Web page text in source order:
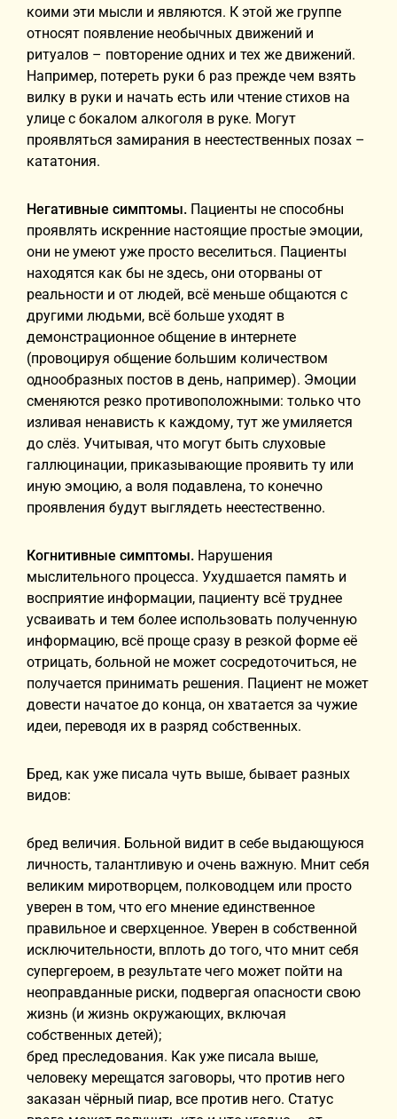
коими эти мысли и являются. К этой же группе
относят появление необычных движений и
ритуалов – повторение одних и тех же движений.
Например, потереть руки 6 раз прежде чем взять
вилку в руки и начать есть или чтение стихов на
улице с бокалом алкоголя в руке. Могут
проявляться замирания в неестественных позах –
кататония.
Негативные симптомы. Пациенты не способны
проявлять искренние настоящие простые эмоции,
они не умеют уже просто веселиться. Пациенты
находятся как бы не здесь, они оторваны от
реальности и от людей, всё меньше общаются с
другими людьми, всё больше уходят в
демонстрационное общение в интернете
(провоцируя общение большим количеством
однообразных постов в день, например). Эмоции
сменяются резко противоположными: только что
изливая ненависть к каждому, тут же умиляется
до слёз. Учитывая, что могут быть слуховые
галлюцинации, приказывающие проявить ту или
иную эмоцию, а воля подавлена, то конечно
проявления будут выглядеть неестественно.
Когнитивные симптомы. Нарушения
мыслительного процесса. Ухудшается память и
восприятие информации, пациенту всё труднее
усваивать и тем более использовать полученную
информацию, всё проще сразу в резкой форме её
отрицать, больной не может сосредоточиться, не
получается принимать решения. Пациент не может
довести начатое до конца, он хватается за чужие
идеи, переводя их в разряд собственных.
Бред, как уже писала чуть выше, бывает разных
видов:
бред величия. Больной видит в себе выдающуюся
личность, талантливую и очень важную. Мнит себя
великим миротворцем, полководцем или просто
уверен в том, что его мнение единственное
правильное и сверхценное. Уверен в собственной
исключительности, вплоть до того, что мнит себя
супергероем, в результате чего может пойти на
неоправданные риски, подвергая опасности свою
жизнь (и жизнь окружающих, включая
собственных детей);
бред преследования. Как уже писала выше,
человеку мерещатся заговоры, что против него
заказан чёрный пиар, все против него. Статус